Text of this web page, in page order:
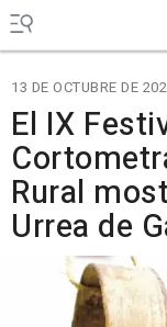
13 DE OCTUBRE DE
El IX
Rural
Urrea de